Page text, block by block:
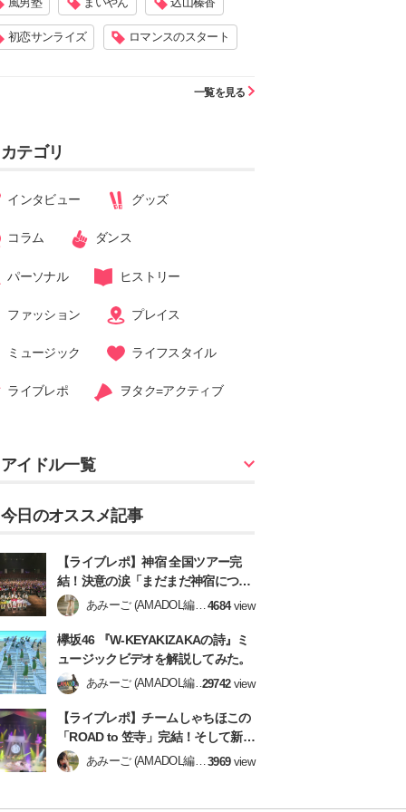
初恋サンライズ ロマンスのスタート
一覧を見る
カテゴリ
インタビュー グッズ
コラム ダンス
パーソナル ヒストリー
ファッション プレイス
ミュージック ライフスタイル
ライブレポ ヲタク=アクティブ
アイドル一覧
今日のオススメ記事
【ライブレポ】神宿 全国ツアー完
結！決意の涙「まだまだ神宿につい
てきてね！」
あみーご (AMADOL編集
4684view
欅坂46 『W-KEYAKIZAKAの詩』ミ
ュージックビデオを解説してみた。
あみーご (AMADOL編集29742view
【ライブレポ】チームしゃちほこの
「ROAD to 笠寺」完結！そして新章
へ！【前編】
あみーご (AMADOL編集
3969view